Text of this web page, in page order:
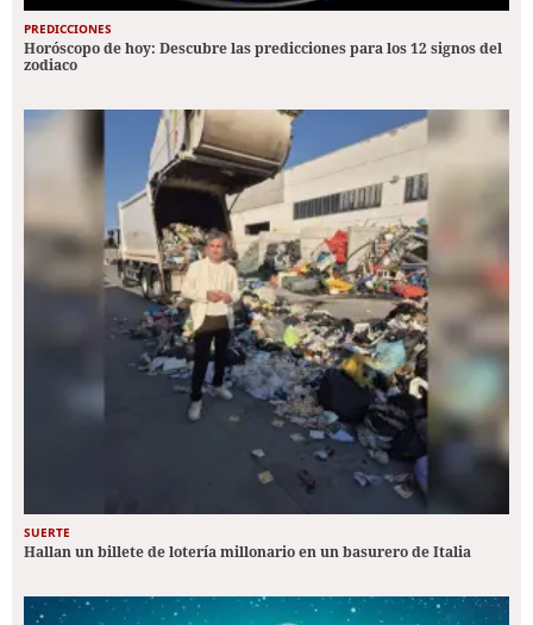
PREDICCIONES
Horóscopo de hoy: Descubre las predicciones para los 12 signos del
zodiaco
SUERTE
Hallan un billete de lotería millonario en un basurero de Italia